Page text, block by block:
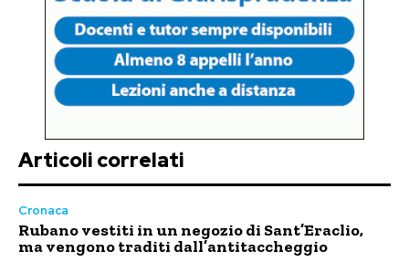
Articoli correlati
Cronaca
Rubano vestiti in un negozio di Sant’Eraclio,
ma vengono traditi dall’antitaccheggio